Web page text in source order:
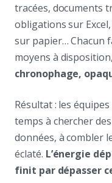
tracées, documents
obligations sur
sur papier… Chacun
moyens à
chronophage,
Résultat : les
temps à chercher
données, à combler
éclaté. L’énergie
finit par dépasser